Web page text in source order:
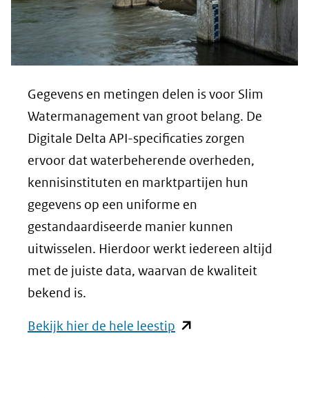
Gegevens en metingen delen is voor Slim
Watermanagement van groot belang. De
Digitale Delta API-specificaties zorgen
ervoor dat waterbeherende overheden,
kennisinstituten en marktpartijen hun
gegevens op een uniforme en
gestandaardiseerde manier kunnen
uitwisselen. Hierdoor werkt iedereen altijd
met de juiste data, waarvan de kwaliteit
bekend is.
Bekijk hier de hele leestip (opent